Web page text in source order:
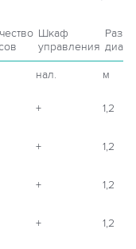
Шкаф
управления
нал.
м
+
1,2
+
1,2
+
1,2
+ 1,2